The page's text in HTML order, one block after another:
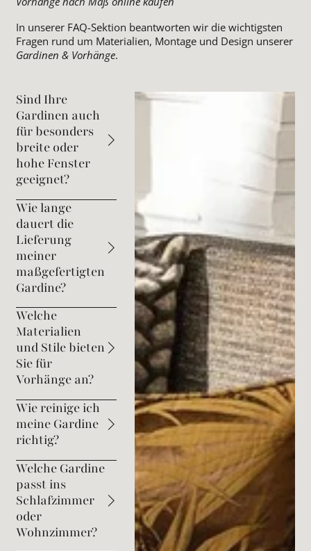
In unserer FAQ-Sektion beantworten wir die wichtigsten
Fragen rund um Materialien, Montage und Design unserer
Gardinen & Vorhänge.
Sind Ihre
Gardinen auch
für besonders
breite oder
hohe Fenster
geeignet?
Wie lange
dauert die
Lieferung
meiner
maßgefertigten
Gardine?
Welche
Materialien
und Stile bieten
Sie für
Vorhänge an?
Wie reinige ich
meine Gardine
richtig?
Welche Gardine
passt ins
Schlafzimmer
oder
Wohnzimmer?